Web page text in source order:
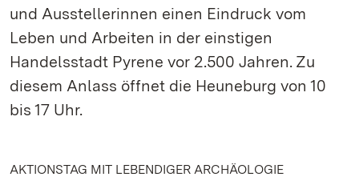
und Ausstellerinnen einen Eindruck vom
Leben und Arbeiten in der einstigen
Handelsstadt Pyrene vor 2.500 Jahren. Zu
diesem Anlass öffnet die Heuneburg von 10
bis 17 Uhr.
AKTIONSTAG MIT LEBENDIGER ARCHÄOLOGIE